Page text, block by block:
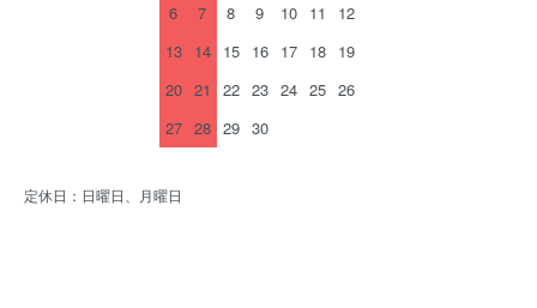
6
7 8 9 10 11
12
13
14 15 16 17 18
19
20 21 22 23 24 25 26
27 28 29 30
定休日：日曜日、月曜日